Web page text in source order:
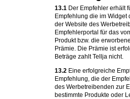
13.1 Der Empfehler erhält
Empfehlung die im Widget
der Website des
Empfehlerportal für das
Produkt bzw. die
Prämie. Die Prämie ist
Beträge zahlt Tellja nicht.
13.2 Eine erfolgreiche
Empfehlung, die der
des Werbetreibenden zur
bestimmte Produkte oder